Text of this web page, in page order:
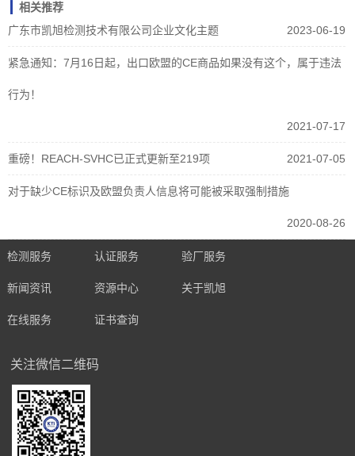
相关推荐
广东市凯旭检测技术有限公司企业文化主题
2023-06-19
紧急通知：7月16日起，出口欧盟的CE商品如果没有这个，属于违法
行为！
2021-07-17
重磅！REACH-SVHC已正式更新至219项 2021-07-05
对于缺少CE标识及欧盟负责人信息将可能被采取强制措施
2020-08-26
检测服务 认证服务 验厂服务
新闻资讯 资源中心 关于凯旭
在线服务 证书查询
关注微信二维码